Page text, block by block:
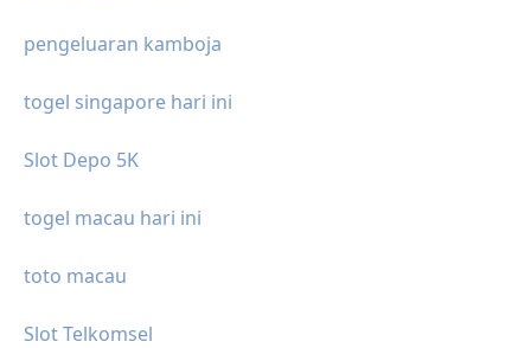
pengeluaran kamboja
togel singapore hari ini
Slot Depo 5K
togel macau hari ini
toto macau
Slot Telkomsel